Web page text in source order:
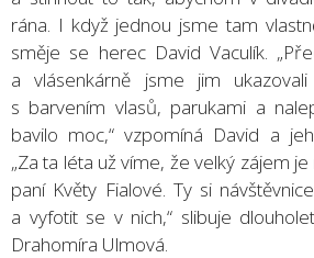
rána. I když jednou jsme tam
směje se herec David Vaculík.
a vlásenkárně jsme jim
s barvením vlasů, parukami a
bavilo moc,“ vzpomíná David a
„Za ta léta už víme, že velký zájem
paní Květy Fialové. Ty si
a vyfotit se v nich,“ slibuje
Drahomíra Ulmová.